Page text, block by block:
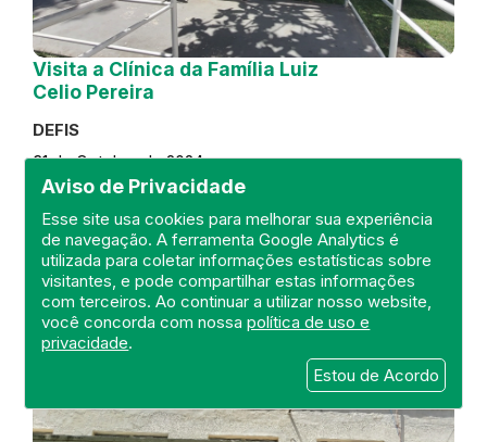
Aviso de Privacidade
Esse site usa cookies para melhorar sua experiência
de navegação. A ferramenta Google Analytics é
utilizada para coletar informações estatísticas sobre
visitantes, e pode compartilhar estas informações
com terceiros. Ao continuar a utilizar nosso website,
você concorda com nossapolítica de uso e
privacidade.
Estou de Acordo
Visita a Clínica da Família Luiz
Celio Pereira
DEFIS
31 de October de 2024
REGIÃO METROPOLITANA
DEFIS
ATO MÉDICO
CLÍNICA DA FAMÍLIA